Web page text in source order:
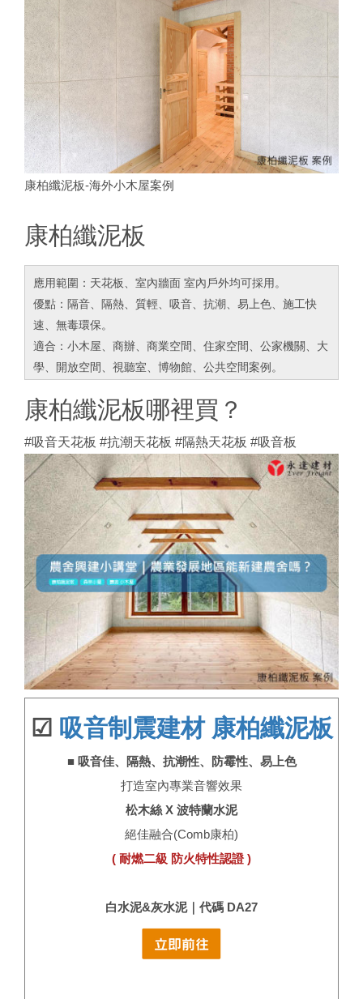
康柏纖泥板-海外小木屋案例
康柏纖泥板
應用範圍：天花板、室內牆面 室內戶外均可採用。
優點：隔音、隔熱、質輕、吸音、抗潮、易上色、施工快
速、無毒環保。
適合：小木屋、商辦、商業空間、住家空間、公家機關、大
學、開放空間、視聽室、博物館、公共空間案例。
康柏纖泥板哪裡買？
#吸音天花板 #抗潮天花板 #隔熱天花板 #吸音板
☑ 吸音制震建材 康柏纖泥板
■ 吸音佳、隔熱、抗潮性、防霉性、易上色
打造室內專業音響效果
松木絲 X 波特蘭水泥
絕佳融合(Comb康柏)
( 耐燃二級 防火特性認證 )
白水泥&灰水泥｜代碼 DA27